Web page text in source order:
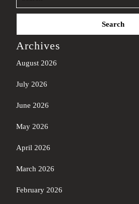
Search
Archives
August 2026
July 2026
June 2026
May 2026
April 2026
March 2026
February 2026